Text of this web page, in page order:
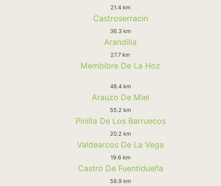
21.4 km
Castroserracin
36.3 km
Arandilla
27.7 km
Membibre De La Hoz
48.4 km
Arauzo De Miel
55.2 km
Pinilla De Los Barruecos
20.2 km
Valdearcos De La Vega
19.6 km
Castro De Fuentidueña
58.9 km